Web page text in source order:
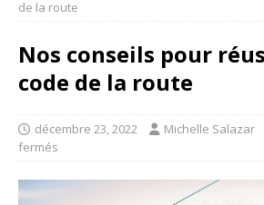
de la route
Nos conseils pour
code de la route
décembre 23, 2022 Michelle Salazar
fermés